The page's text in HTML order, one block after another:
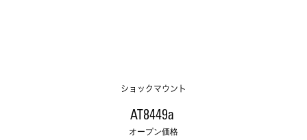
ショックマウント
AT8449a
オープン価格